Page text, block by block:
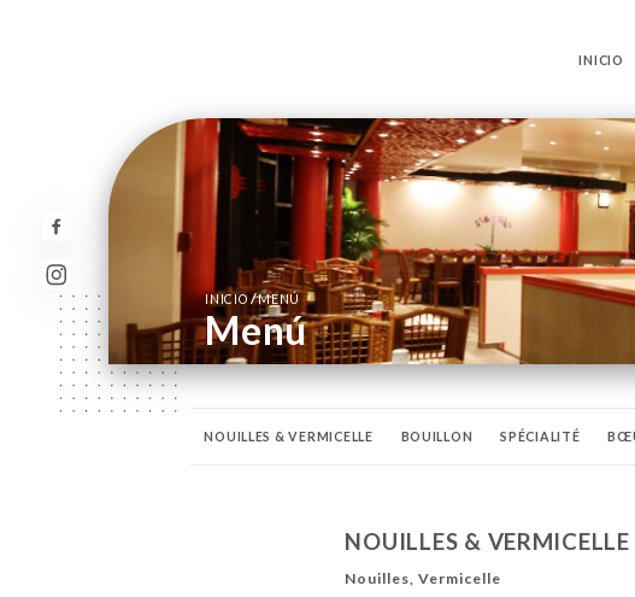
INICIO
INICIO/MENÚ
Menú
NOUILLES & VERMICELLE BOUILLON SPÉCIALITÉ
NOUILLES & VERMICELLE
Nouilles, Vermicelle